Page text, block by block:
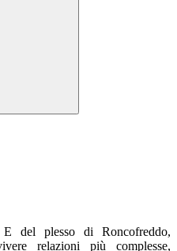
del plesso di Roncofreddo,
relazioni più complesse,